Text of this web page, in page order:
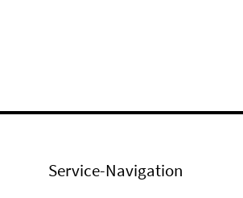
Service-Navigation